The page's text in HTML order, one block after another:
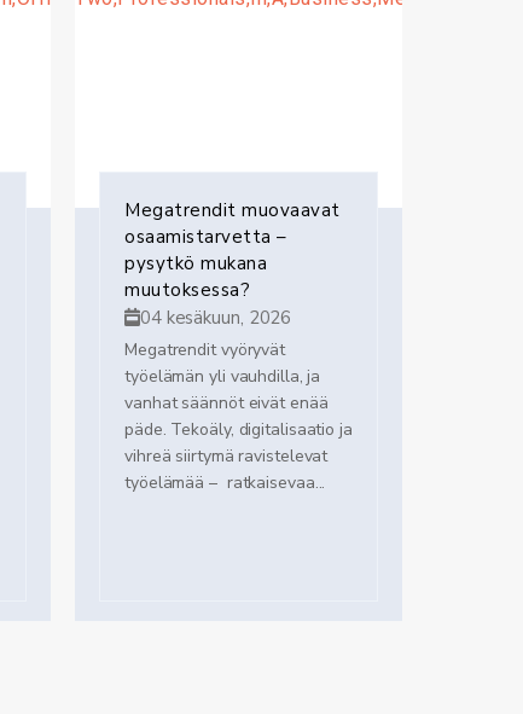
Megatrendit muovaavat
osaamistarvetta –
pysytkö mukana
muutoksessa?
04 kesäkuun, 2026
Megatrendit vyöryvät
työelämän yli vauhdilla, ja
vanhat säännöt eivät enää
päde. Tekoäly, digitalisaatio ja
vihreä siirtymä ravistelevat
työelämää – ratkaisevaa...